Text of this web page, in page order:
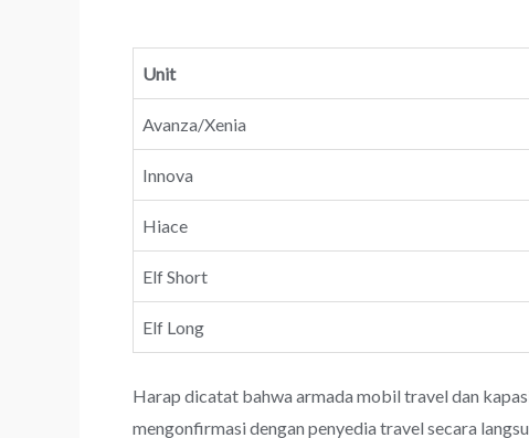
Unit
Avanza/Xenia
Innova
Hiace
Elf Short
Elf Long
Harap dicatat bahwa armada mobil travel dan
mengonfirmasi dengan penyedia travel secara